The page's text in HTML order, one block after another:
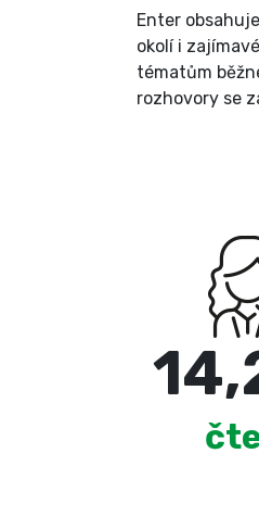
Enter
okolí i
tématům
rozhovory se